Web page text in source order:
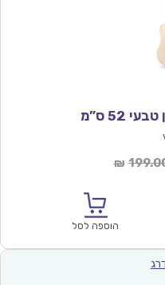
52 ס”מ
₪
הוספה לסל